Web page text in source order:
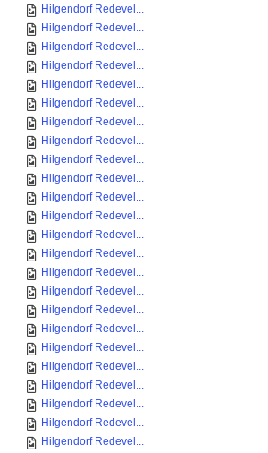
Hilgendorf Redevel...
Hilgendorf Redevel...
Hilgendorf Redevel...
Hilgendorf Redevel...
Hilgendorf Redevel...
Hilgendorf Redevel...
Hilgendorf Redevel...
Hilgendorf Redevel...
Hilgendorf Redevel...
Hilgendorf Redevel...
Hilgendorf Redevel...
Hilgendorf Redevel...
Hilgendorf Redevel...
Hilgendorf Redevel...
Hilgendorf Redevel...
Hilgendorf Redevel...
Hilgendorf Redevel...
Hilgendorf Redevel...
Hilgendorf Redevel...
Hilgendorf Redevel...
Hilgendorf Redevel...
Hilgendorf Redevel...
Hilgendorf Redevel...
Hilgendorf Redevel...